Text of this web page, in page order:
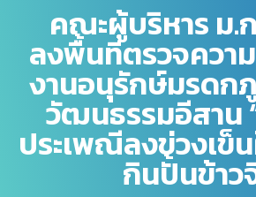
คณะผู้บริหาร ม.
ลงพื้นที่ตรวจควา
งานอนุรักษ์มรด
วัฒนธรรมอีสาน
ประเพณีลงข่วงเข็
กินปั้นข้าว